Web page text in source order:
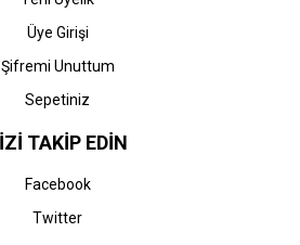
Üye Girişi
Şifremi Unuttum
Sepetiniz
TAKİP EDİN
Facebook
Twitter